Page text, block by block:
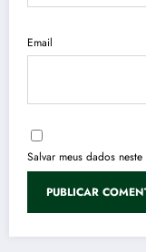
Email
Salvar meus dados